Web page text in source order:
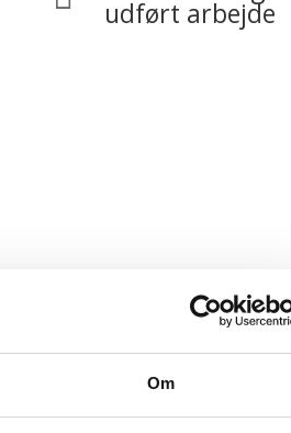
Om
udført arbejde